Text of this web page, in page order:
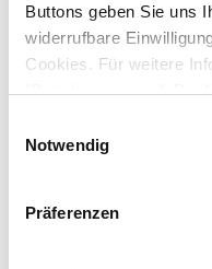
Buttons geben Sie uns
widerrufbare
Cookies. Für weitere
"Details anzeigen". Die
Datenschutzerklärung
Notwendig
Präferenzen
Abbildung 2: Ca. 5 mm
In einer das IVP und
konnte an 20 Patienten
Verdachtsdiagnose